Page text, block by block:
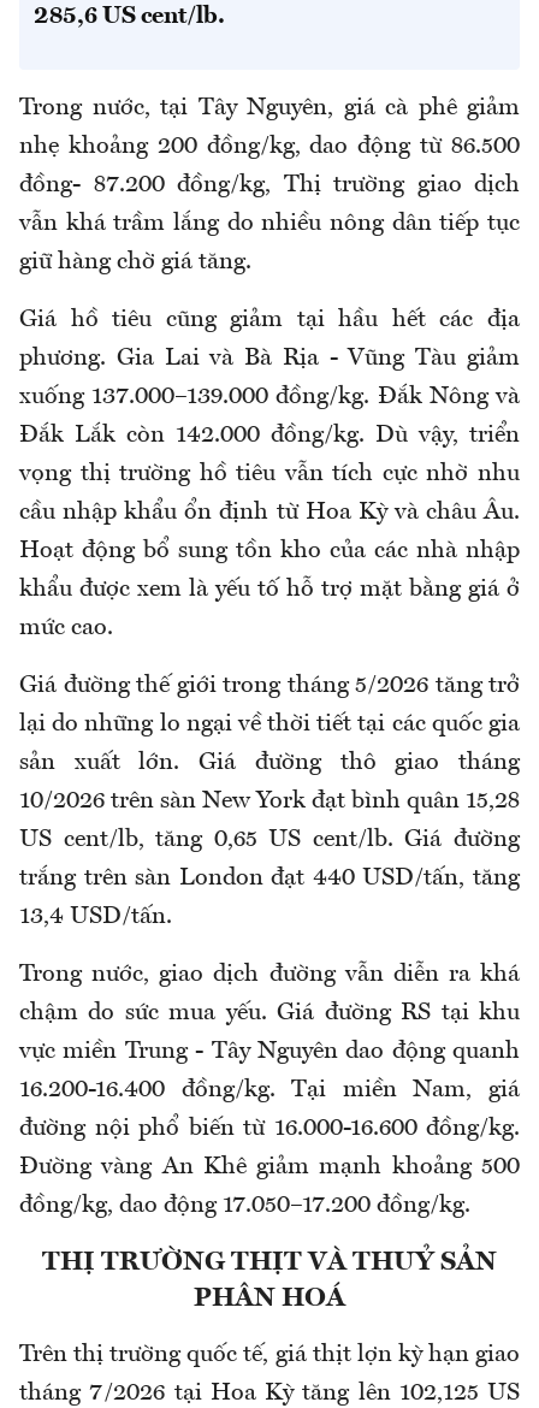
285,6 US cent/lb.
Trong nước, tại Tây Nguyên, giá cà phê giảm
nhẹ khoảng 200 đồng/kg, dao động từ86.500
đồng- 87.200 đồng/kg, Thị trường giao dịch
vẫn khá trầm lắng do nhiều nông dân tiếp tục
giữ hàng chờ giá tăng.
Giá hồ tiêu cũng giảm tại hầu hết các địa
phương. Gia Lai và Bà Rịa - Vũng Tàu giảm
xuống 137.000–139.000 đồng/kg. Đắk Nông và
Đắk Lắk còn 142.000 đồng/kg. Dù vậy, triển
vọng thị trường hồ tiêu vẫn tích cực nhờ nhu
cầu nhập khẩu ổn định từ Hoa Kỳvà châu Âu.
Hoạt động bổ sung tồn kho của các nhà nhập
khẩu được xem là yếu tố hỗ trợ mặt bằng giá ở
mức cao.
Giá đường thế giới trong tháng 5/2026 tăng trở
lại do những lo ngại về thời tiết tại các quốc gia
sản xuất lớn. Giá đường thô giao tháng
10/2026 trên sàn New York đạt bình quân 15,28
US cent/lb, tăng 0,65 US cent/lb. Giá đường
trắng trên sàn London đạt 440 USD/tấn, tăng
13,4 USD/tấn.
Trong nước, giao dịch đường vẫn diễn ra khá
chậm do sức mua yếu. Giá đường RS tại khu
vực miền Trung - Tây Nguyên dao động quanh
16.200-16.400 đồng/kg. Tại miền Nam, giá
đường nội phổ biến từ 16.000-16.600 đồng/kg.
Đường vàng An Khê giảm mạnh khoảng 500
đồng/kg, dao động 17.050–17.200 đồng/kg.
THỊ TRƯỜNG THỊT VÀ THUỶ SẢN
PHÂN HOÁ
Trên thị trường quốc tế, giá thịt lợn kỳ hạn giao
tháng 7/2026 tại Hoa Kỳ tăng lên 102,125 US